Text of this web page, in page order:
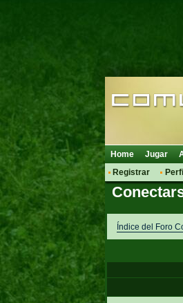
Home Jugar
Registrar
Perfil
Índice del Foro